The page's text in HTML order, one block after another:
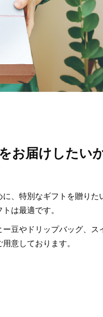
お届けしたい
、特別なギフトを贈り
は最適です。
豆やドリップバッグ、ス
意しております。